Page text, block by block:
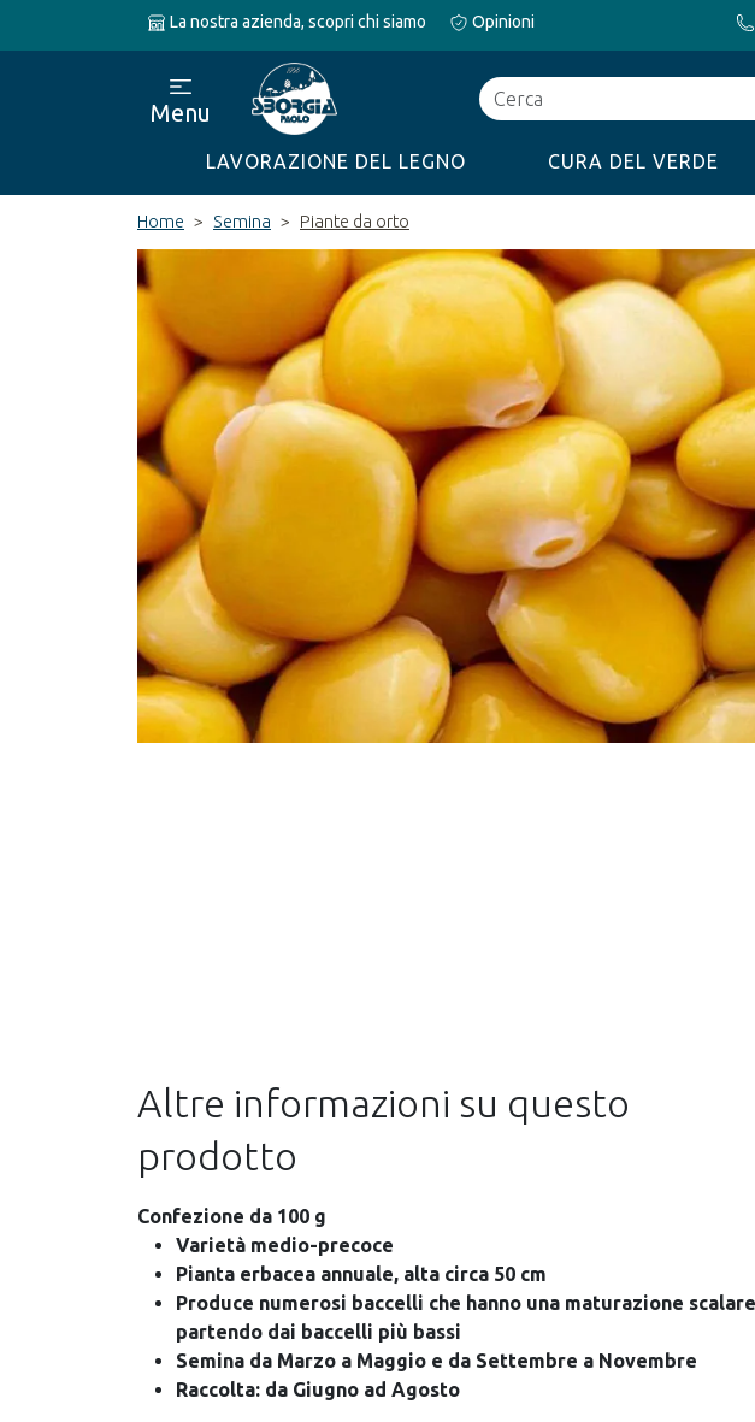
La nostra azienda, scopri chi siamo Opinioni
Cerca
Menu
LAVORAZIONE DEL LEGNO CURA DEL VERDE
Home Semina Piante da orto
Altre informazioni su questo
prodotto
Confezione da 100 g
Varietà medio-precoce
Pianta erbacea annuale, alta circa 50 cm
Produce numerosi baccelli che hanno una maturazione
partendo dai baccelli più bassi
Semina da Marzo a Maggio e da Settembre a Novembre
Raccolta: da Giugno ad Agosto